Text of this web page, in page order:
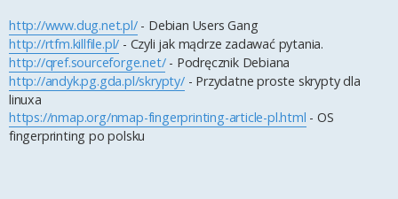
http://www.dug.net.pl/- Debian Users Gang
http://rtfm.killfile.pl/ - Czyli jak mądrze zadawać pytania.
http://qref.sourceforge.net/- Podręcznik Debiana
http://andyk.pg.gda.pl/skrypty/- Przydatne proste skrypty dla
linuxa
https://nmap.org/nmap-fingerprinting-article-pl.html - OS
fingerprinting po polsku